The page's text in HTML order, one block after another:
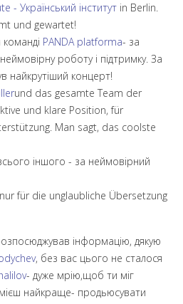
- Український інститут in Berlin.
und gewartet!
команді PANDA platforma- за
роботу і підтримку. За
найкрутіший концерт!
und das gesamte Team der
und klare Position, für
Man sagt, das coolste
іншого - за неймовірний
für die unglaubliche Übersetzung
інформацію, дякую
, без вас цього не сталося
- дуже мрію,щоб ти міг
найкраще- продьюсувати